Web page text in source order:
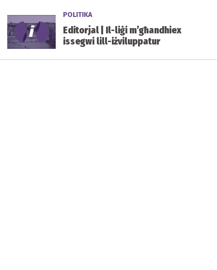
POLITIKA
Editorjal | Il-liġi m’għandhiex
issegwi lill-iżviluppatur